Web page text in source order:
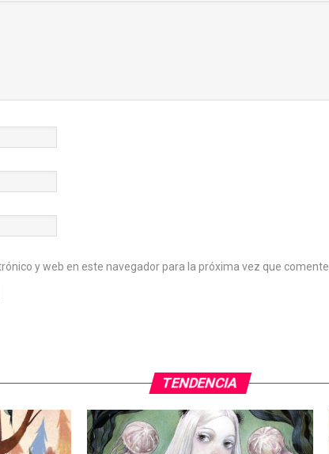
y web en este navegador para la próxima vez que comente.
TENDENCIA